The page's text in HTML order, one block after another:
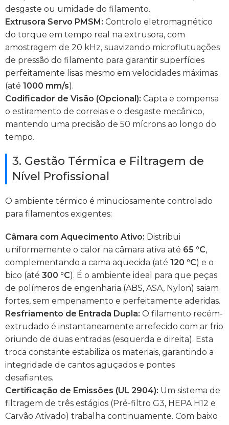
desgaste ou umidade do filamento.
Extrusora Servo PMSM: Controlo eletromagnético
do torque em tempo real na extrusora, com
amostragem de 20 kHz, suavizando microflutuações
de pressão do filamento para garantir superfícies
perfeitamente lisas mesmo em velocidades máximas
(até 1000 mm/s).
Codificador de Visão (Opcional): Capta e compensa
o estiramento de correias e o desgaste mecânico,
mantendo uma precisão de 50 mícrons ao longo do
tempo.
3. Gestão Térmica e Filtragem de
Nível Profissional
O ambiente térmico é minuciosamente controlado
para filamentos exigentes:
Câmara com Aquecimento Ativo: Distribui
uniformemente o calor na câmara ativa até 65 °C,
complementando a cama aquecida (até 120 °C) e o
bico (até 300 °C). É o ambiente ideal para que peças
de polímeros de engenharia (ABS, ASA, Nylon) saiam
fortes, sem empenamento e perfeitamente aderidas.
Resfriamento de Entrada Dupla: O filamento recém-
extrudado é instantaneamente arrefecido com ar frio
oriundo de duas entradas (esquerda e direita). Esta
troca constante estabiliza os materiais, garantindo a
integridade de cantos aguçados e pontes
desafiantes.
Certificação de Emissões (UL 2904): Um sistema de
filtragem de três estágios (Pré-filtro G3, HEPA H12 e
Carvão Ativado) trabalha continuamente. Com baixo